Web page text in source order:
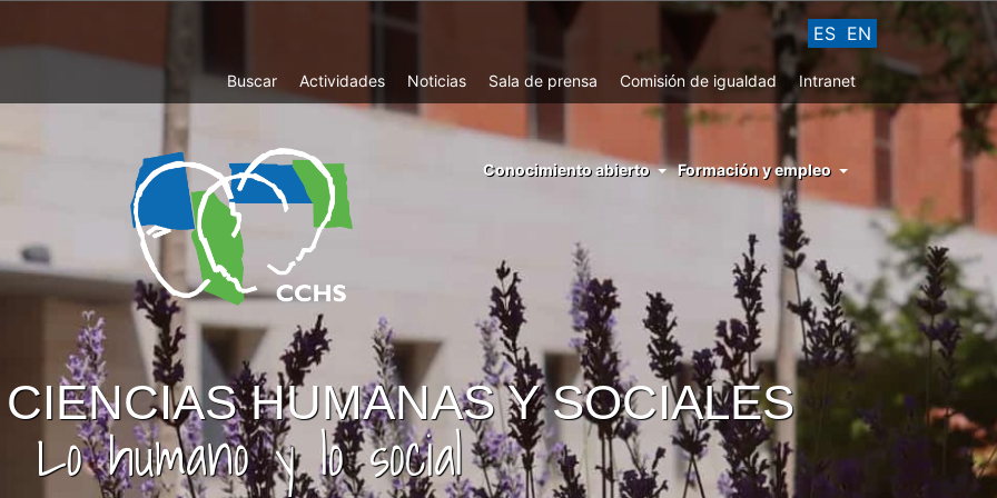
ES EN
Top
Menu
Buscar Actividades Noticias Sala de prensa Comisión de igualdad Intranet
menu
conocimiento
abierto
Conocimiento abierto Formación y empleo
HUMANAS Y SOCIALES
Lo humano y lo social